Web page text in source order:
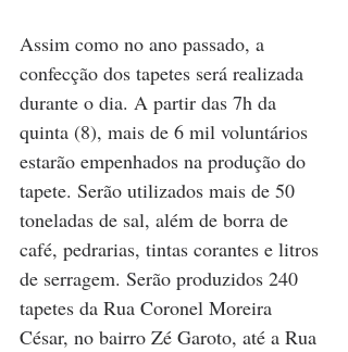
Assim como no ano passado, a
confecção dos tapetes será realizada
durante o dia. A partir das 7h da
quinta (8), mais de 6 mil voluntários
estarão empenhados na produção do
tapete. Serão utilizados mais de 50
toneladas de sal, além de borra de
café, pedrarias, tintas corantes e litros
de serragem. Serão produzidos 240
tapetes da Rua Coronel Moreira
César, no bairro Zé Garoto, até a Rua